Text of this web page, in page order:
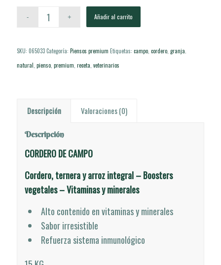
Añadir al carrito
SKU: 065033 Categoría: Piensos premium Etiquetas: campo, cordero, granja.
natural, pienso, premium, receta, veterinarios
Descripción Valoraciones (0)
Descripción
CORDERO DE CAMPO
Cordero, ternera y arroz integral – Boosters
vegetales – Vitaminas y minerales
Alto contenido en vitaminas y minerales
Sabor irresistible
Refuerza sistema inmunológico